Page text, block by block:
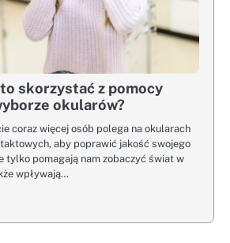
skorzystać z pomocy
okularów?
coraz więcej osób polega na okularach
aby poprawić jakość swojego
tylko pomagają nam zobaczyć świat w
wpływają…